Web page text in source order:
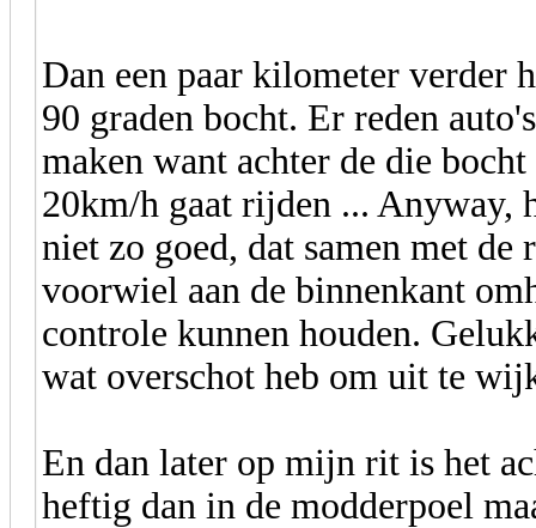
Dan een paar kilometer verder
90 graden bocht. Er reden
maken want achter de die
20km/h gaat rijden ... Anyway,
niet zo goed, dat samen met
voorwiel aan de binnenkant
controle kunnen houden.
wat overschot heb om uit te
En dan later op mijn rit is het
heftig dan in de modderpoel